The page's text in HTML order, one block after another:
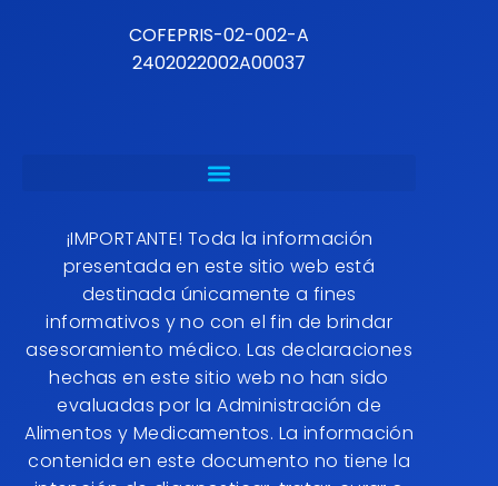
COFEPRIS-02-002-A
2402022002A00037
¡IMPORTANTE! Toda la información
presentada en este sitio web está
destinada únicamente a fines
informativos y no con el fin de brindar
asesoramiento médico. Las declaraciones
hechas en este sitio web no han sido
evaluadas por la Administración de
Alimentos y Medicamentos. La información
contenida en este documento no tiene la